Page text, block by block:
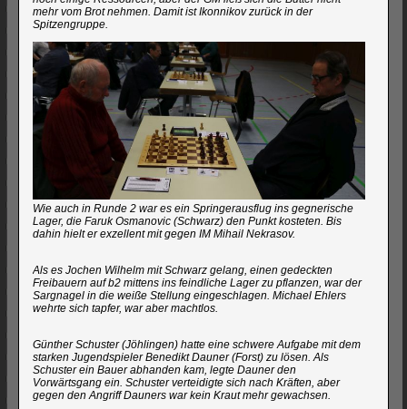
mehr vom Brot nehmen. Damit ist Ikonnikov zurück in der
Spitzengruppe.
Wie auch in Runde 2 war es ein Springerausflug ins gegnerische
Lager, die Faruk Osmanovic (Schwarz) den Punkt kosteten. Bis
dahin hielt er exzellent mit gegen IM Mihail Nekrasov.
Als es Jochen Wilhelm mit Schwarz gelang, einen gedeckten
Freibauern auf b2 mittens ins feindliche Lager zu pflanzen, war der
Sargnagel in die weiße Stellung eingeschlagen. Michael Ehlers
wehrte sich tapfer, war aber machtlos.
Günther Schuster (Jöhlingen) hatte eine schwere Aufgabe mit dem
starken Jugendspieler Benedikt Dauner (Forst) zu lösen. Als
Schuster ein Bauer abhanden kam, legte Dauner den
Vorwärtsgang ein. Schuster verteidigte sich nach Kräften, aber
gegen den Angriff Dauners war kein Kraut mehr gewachsen.